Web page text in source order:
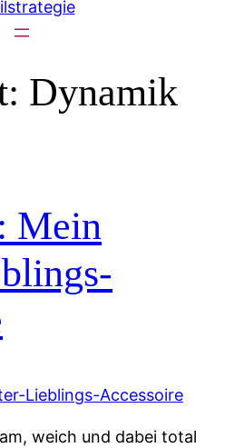
Dynamik
Mein
weich und dabei total